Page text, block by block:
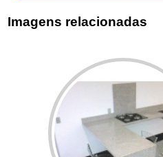
Imagens relacionadas